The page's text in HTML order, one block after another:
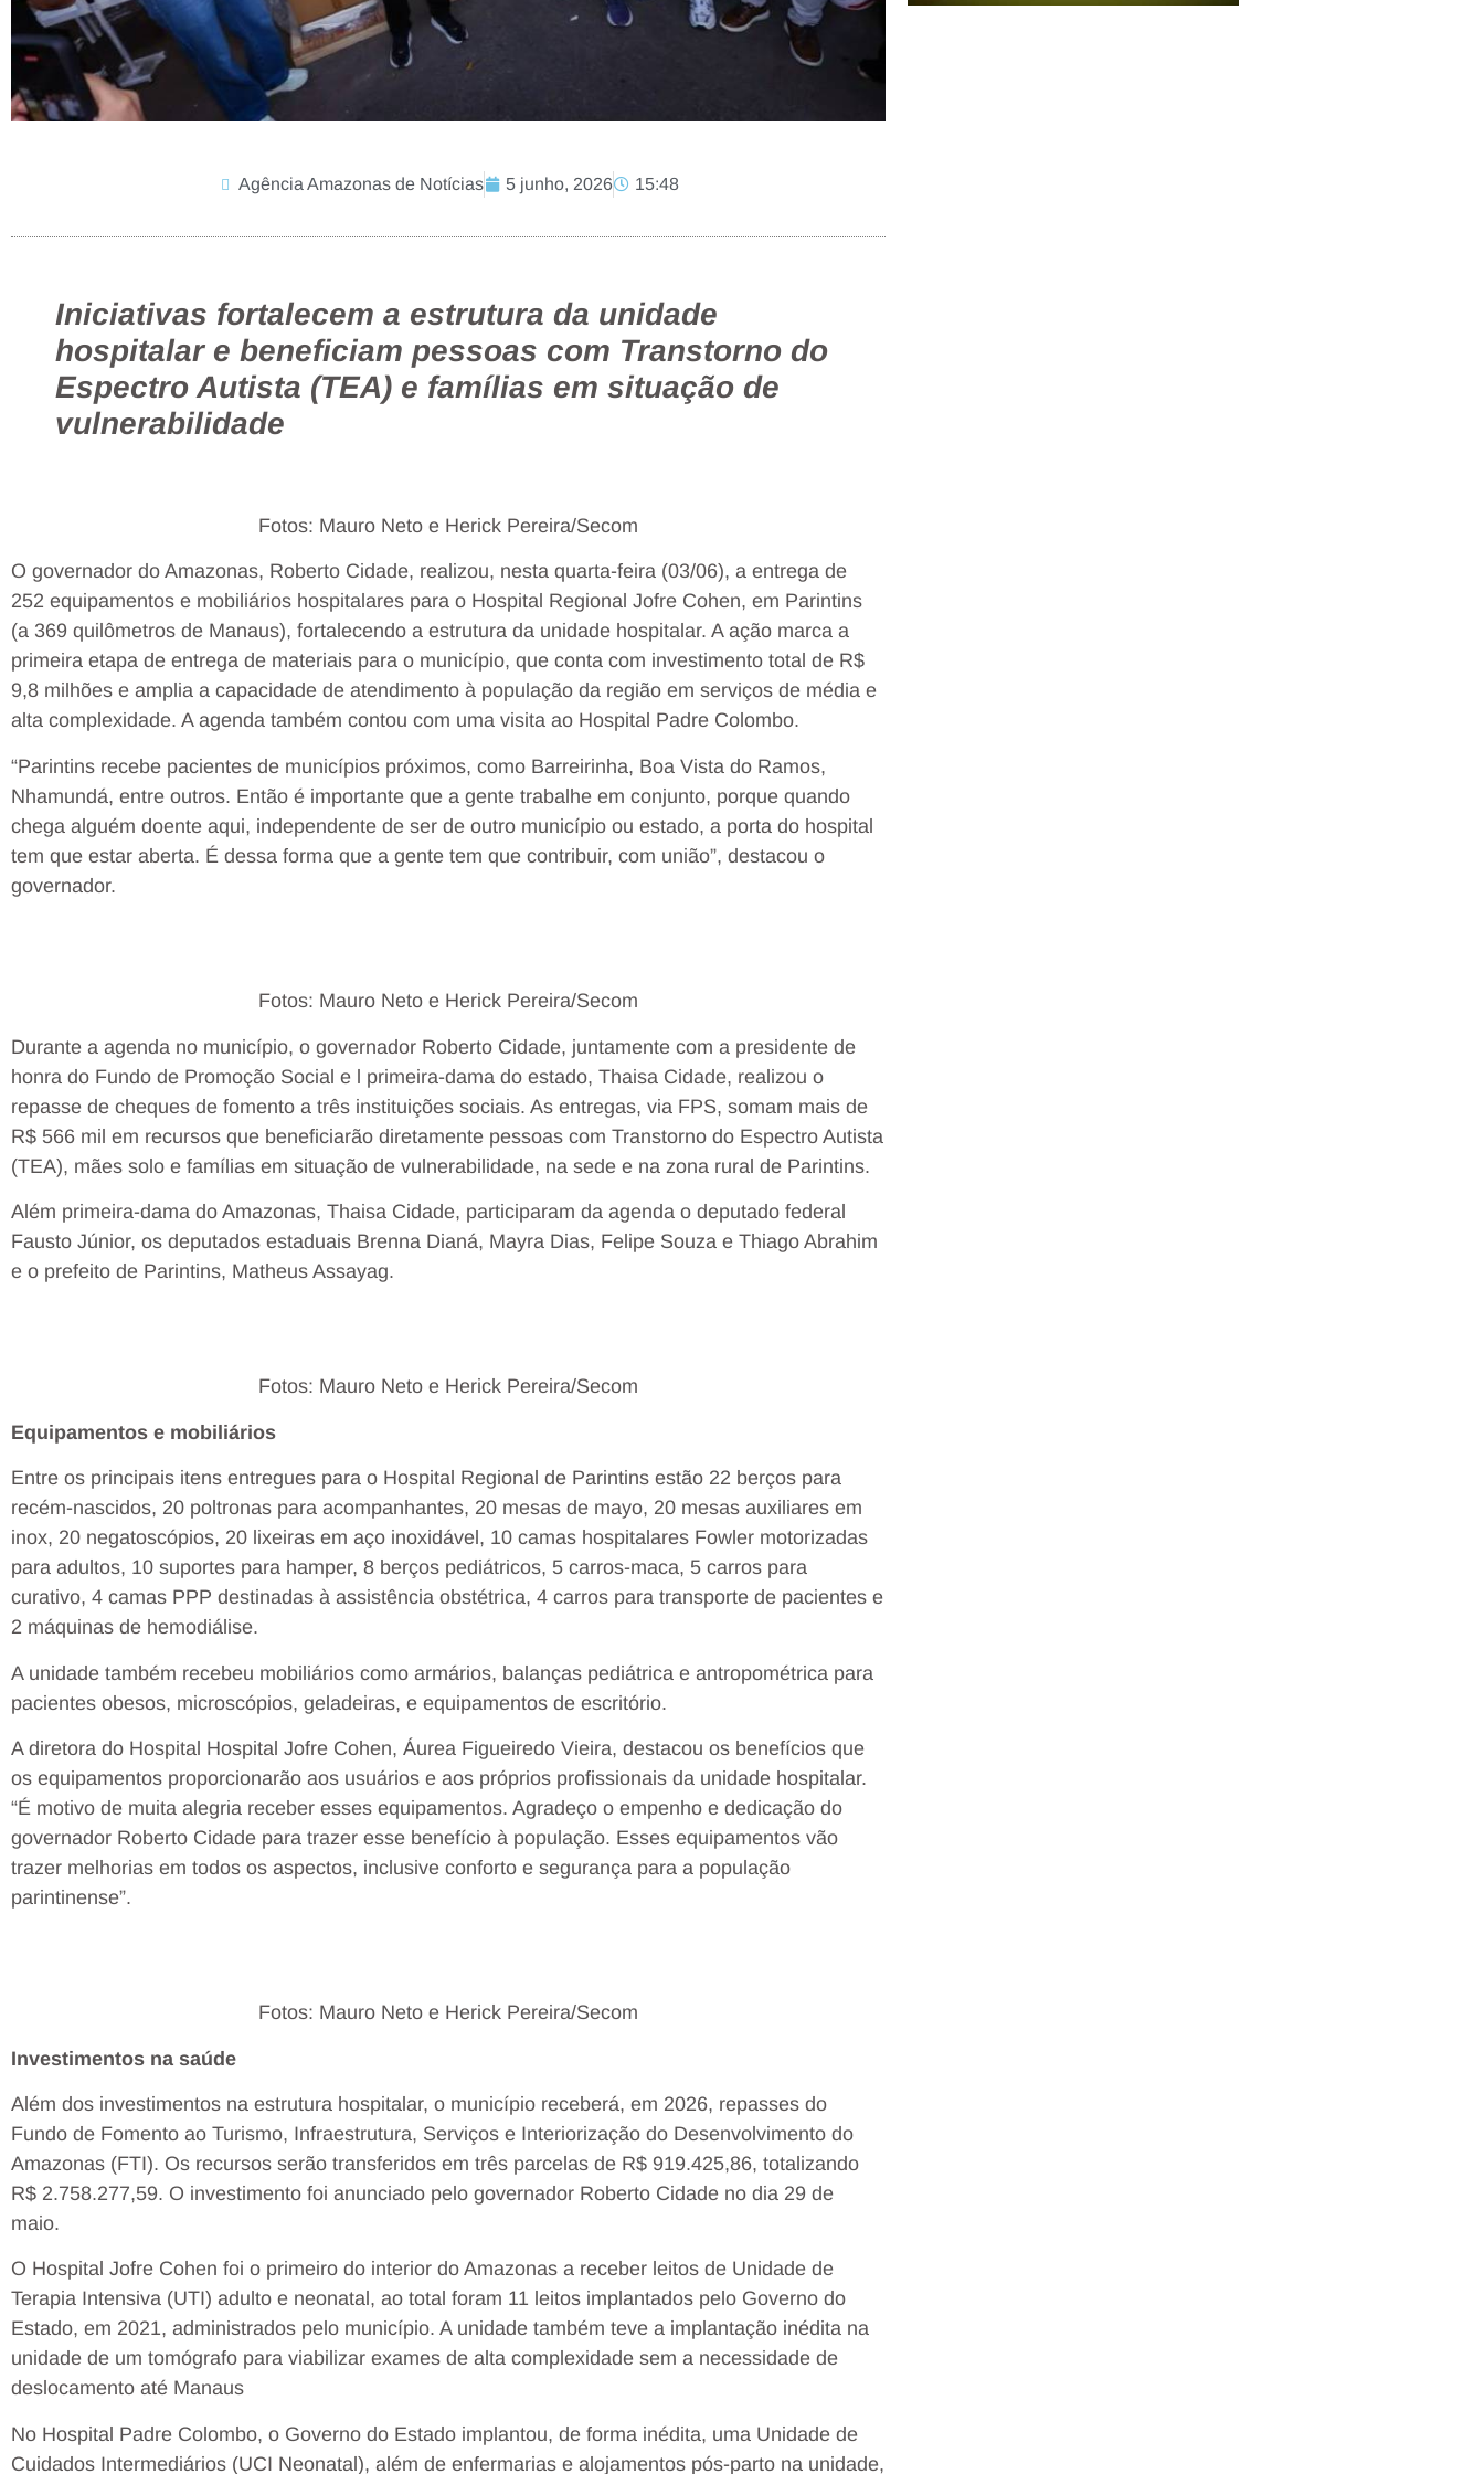
Agência Amazonas de Notícias 5 junho, 2026 15:48
Iniciativas fortalecem a estrutura da unidade
hospitalar e beneficiam pessoas com Transtorno do
Espectro Autista (TEA) e famílias em situação de
vulnerabilidade
Fotos: Mauro Neto e Herick Pereira/Secom
O governador do Amazonas, Roberto Cidade, realizou, nesta quarta-feira (03/06), a entrega de
252 equipamentos e mobiliários hospitalares para o Hospital Regional Jofre Cohen, em Parintins
(a 369 quilômetros de Manaus), fortalecendo a estrutura da unidade hospitalar. A ação marca a
primeira etapa de entrega de materiais para o município, que conta com investimento total de R$
9,8 milhões e amplia a capacidade de atendimento à população da região em serviços de média e
alta complexidade. A agenda também contou com uma visita ao Hospital Padre Colombo.
“Parintins recebe pacientes de municípios próximos, como Barreirinha, Boa Vista do Ramos,
Nhamundá, entre outros. Então é importante que a gente trabalhe em conjunto, porque quando
chega alguém doente aqui, independente de ser de outro município ou estado, a porta do hospital
tem que estar aberta. É dessa forma que a gente tem que contribuir, com união”, destacou o
governador.
Fotos: Mauro Neto e Herick Pereira/Secom
Durante a agenda no município, o governador Roberto Cidade, juntamente com a presidente de
honra do Fundo de Promoção Social e l primeira-dama do estado, Thaisa Cidade, realizou o
repasse de cheques de fomento a três instituições sociais. As entregas, via FPS, somam mais de
R$ 566 mil em recursos que beneficiarão diretamente pessoas com Transtorno do Espectro Autista
(TEA), mães solo e famílias em situação de vulnerabilidade, na sede e na zona rural de Parintins.
Além primeira-dama do Amazonas, Thaisa Cidade, participaram da agenda o deputado federal
Fausto Júnior, os deputados estaduais Brenna Dianá, Mayra Dias, Felipe Souza e Thiago Abrahim
e o prefeito de Parintins, Matheus Assayag.
Fotos: Mauro Neto e Herick Pereira/Secom
Equipamentos e mobiliários
Entre os principais itens entregues para o Hospital Regional de Parintins estão 22 berços para
recém-nascidos, 20 poltronas para acompanhantes, 20 mesas de mayo, 20 mesas auxiliares em
inox, 20 negatoscópios, 20 lixeiras em aço inoxidável, 10 camas hospitalares Fowler motorizadas
para adultos, 10 suportes para hamper, 8 berços pediátricos, 5 carros-maca, 5 carros para
curativo, 4 camas PPP destinadas à assistência obstétrica, 4 carros para transporte de pacientes e
2 máquinas de hemodiálise.
A unidade também recebeu mobiliários como armários, balanças pediátrica e antropométrica para
pacientes obesos, microscópios, geladeiras, e equipamentos de escritório.
A diretora do Hospital Hospital Jofre Cohen, Áurea Figueiredo Vieira, destacou os benefícios que
os equipamentos proporcionarão aos usuários e aos próprios profissionais da unidade hospitalar.
“É motivo de muita alegria receber esses equipamentos. Agradeço o empenho e dedicação do
governador Roberto Cidade para trazer esse benefício à população. Esses equipamentos vão
trazer melhorias em todos os aspectos, inclusive conforto e segurança para a população
parintinense”.
Fotos: Mauro Neto e Herick Pereira/Secom
Investimentos na saúde
Além dos investimentos na estrutura hospitalar, o município receberá, em 2026, repasses do
Fundo de Fomento ao Turismo, Infraestrutura, Serviços e Interiorização do Desenvolvimento do
Amazonas (FTI). Os recursos serão transferidos em três parcelas de R$ 919.425,86, totalizando
R$ 2.758.277,59. O investimento foi anunciado pelo governador Roberto Cidade no dia 29 de
maio.
O Hospital Jofre Cohen foi o primeiro do interior do Amazonas a receber leitos de Unidade de
Terapia Intensiva (UTI) adulto e neonatal, ao total foram 11 leitos implantados pelo Governo do
Estado, em 2021, administrados pelo município. A unidade também teve a implantação inédita na
unidade de um tomógrafo para viabilizar exames de alta complexidade sem a necessidade de
deslocamento até Manaus
No Hospital Padre Colombo, o Governo do Estado implantou, de forma inédita, uma Unidade de
Cuidados Intermediários (UCI Neonatal), além de enfermarias e alojamentos pós-parto na unidade,